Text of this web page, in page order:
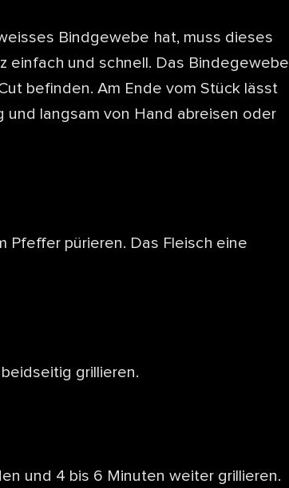
Bindgewebe hat, muss dieses
einfach und schnell. Das Bindegewebe
befinden. Am Ende vom Stück lässt
langsam von Hand abreisen oder
Pfeffer pürieren. Das Fleisch eine
grillieren.
und 4 bis 6 Minuten weiter grillieren.